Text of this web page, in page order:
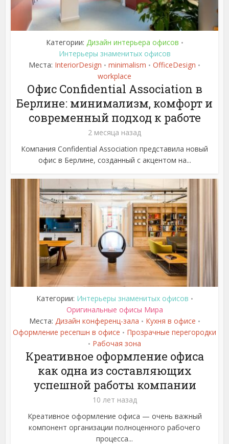
Категории: Дизайн интерьера офисов •
Интерьеры знаменитых офисов
Места: InteriorDesign • minimalism • OfficeDesign •
workplace
Офис Confidential Association в
Берлине: минимализм, комфорт и
современный подход к работе
2 месяца назад
Компания Confidential Association представила новый
офис в Берлине, созданный с акцентом на...
Категории: Интерьеры знаменитых офисов •
Оригинальные офисы Мира
Места: Дизайн конференц-зала • Кухня в офисе •
Оформление ресепшн в офисе • Прозрачные перегородки
• Рабочая зона
Креативное оформление офиса
как одна из составляющих
успешной работы компании
10 лет назад
Креативное оформление офиса — очень важный
компонент организации полноценного рабочего
процесса...